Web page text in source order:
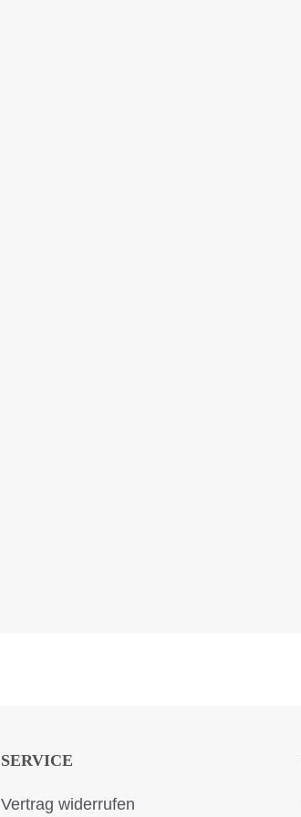
SERVICE
Vertrag widerrufen